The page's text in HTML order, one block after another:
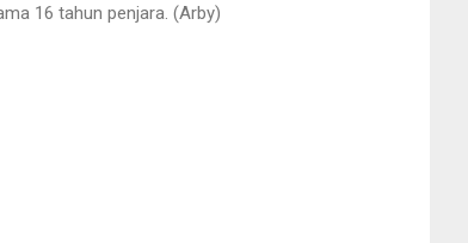
16 tahun penjara. (Arby)